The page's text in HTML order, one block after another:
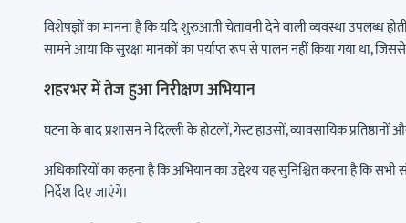
विशेषज्ञों का मानना है कि यदि शुरुआती चेतावनी देने वाली व्यवस्था उपलब्ध
सामने आया कि सुरक्षा मानकों का पर्याप्त रूप से पालन नहीं किया गया था,
शहरभर में तेज हुआ निरीक्षण अभियान
घटना के बाद प्रशासन ने दिल्ली के होटलों, गेस्ट हाउसों, व्यावसायिक
अधिकारियों का कहना है कि अभियान का उद्देश्य यह सुनिश्चित करना है कि
निर्देश दिए जाएंगे।